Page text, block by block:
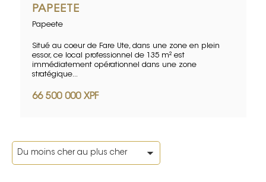
PAPEETE
Papeete
Situé au coeur de Fare Ute, dans une zone en plein
essor, ce local professionnel de 135 m² est
immédiatement opérationnel dans une zone
stratégique...
66 500 000 XPF